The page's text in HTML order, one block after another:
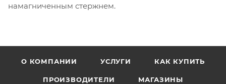
намагниченным стержнем.
О КОМПАНИИ УСЛУГИ КАК КУПИТЬ
ПРОИЗВОДИТЕЛИ МАГАЗИНЫ